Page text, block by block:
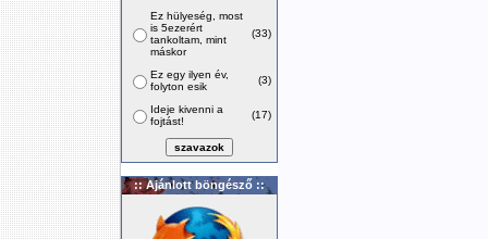
Ez hülyeség, most
is 5ezerért
tankoltam, mint
máskor
(33)
Ez egy ilyen év,
folyton esik
(3)
Ideje kivenni a
fojtást!
(17)
:: Ajánlott böngésző ::